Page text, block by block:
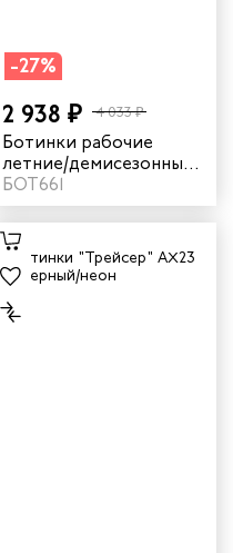
-27%
2 938 ₽ 4 033 ₽
Ботинки рабочие
летние/демисезонные
"Трейсер" BX21 для
ИТР цвет черный/
коричневый
БОТ661